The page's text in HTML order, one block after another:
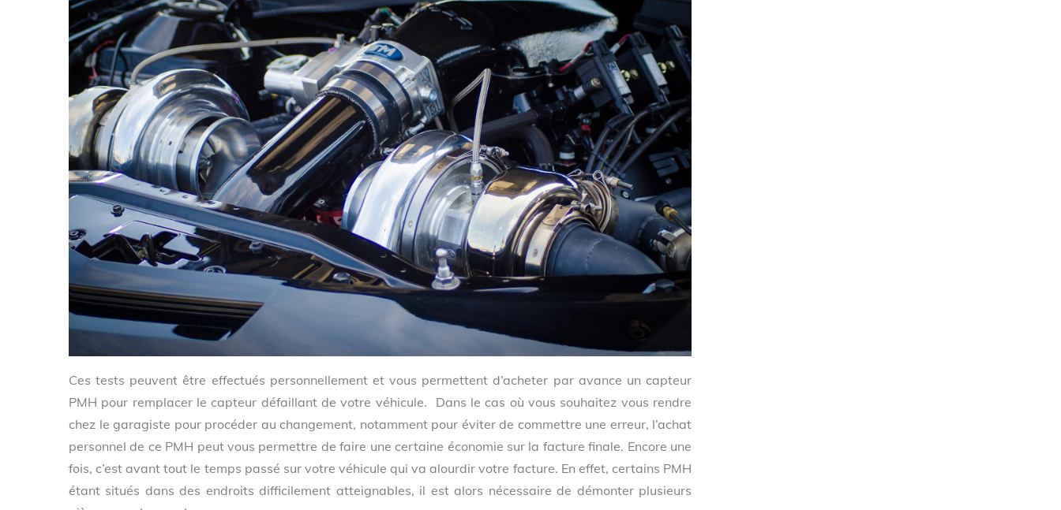
Ces tests peuvent être effectués personnellement et vous permettent d’acheter par avance un capteur
PMH pour remplacer le capteur défaillant de votre véhicule. Dans le cas où vous souhaitez vous rendre
chez le garagiste pour procéder au changement, notamment pour éviter de commettre une erreur, l’achat
personnel de ce PMH peut vous permettre de faire une certaine économie sur la facture finale. Encore une
fois, c’est avant tout le temps passé sur votre véhicule qui va alourdir votre facture. En effet, certains PMH
étant situés dans des endroits difficilement atteignables, il est alors nécessaire de démonter plusieurs